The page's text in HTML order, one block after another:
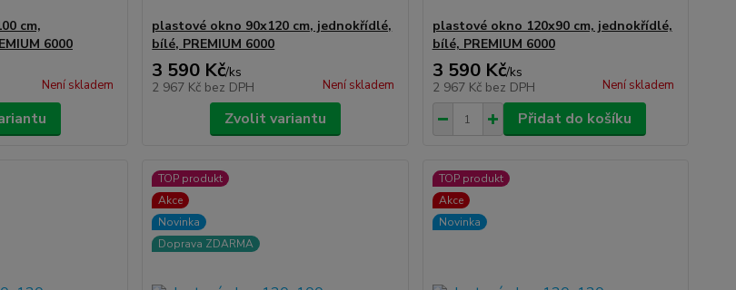
cm,
6000
Není skladem
plastové okno 90x120 cm, jednokřídlé,
bílé, PREMIUM 6000
3 590 Kč/ks
2 967 Kč bez DPH Není skladem
Zvolit variantu
plastové okno 120x90 cm, jednokřídlé,
bílé, PREMIUM 6000
3 590 Kč/ks
2 967 Kč bez DPH Není skladem
Přidat do košíku
TOP produkt
Akce
Novinka
Doprava ZDARMA
TOP produkt
Akce
Novinka